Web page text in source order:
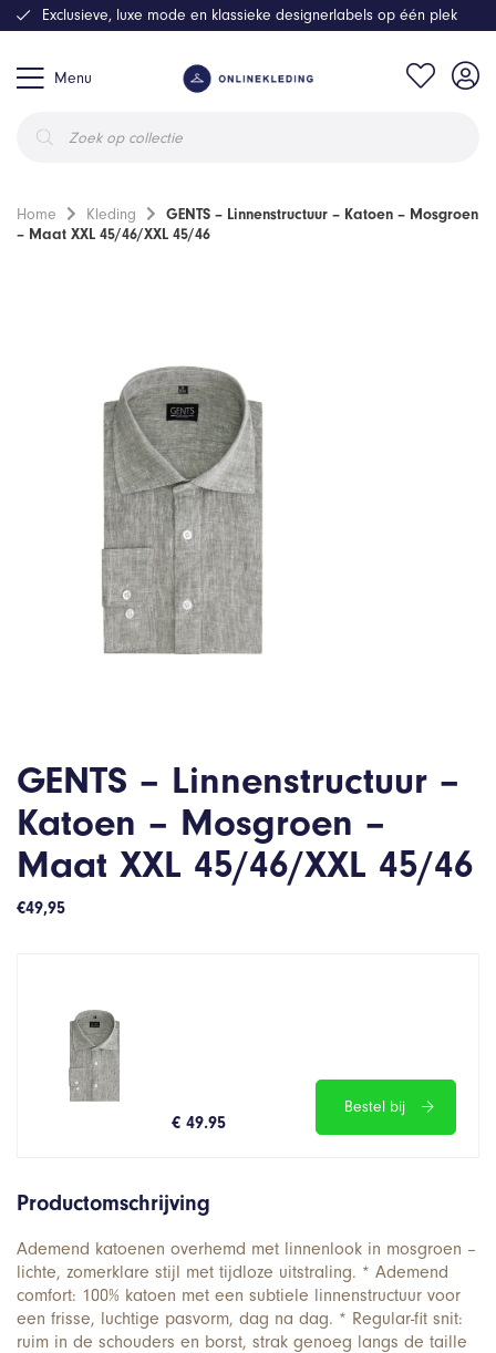
Menu
zoeken
Exclusieve, luxe mode en klassieke designerlabels op één plek
Home Kleding
GENTS – Linnenstructuur – Katoen – Mosgroen
– Maat XXL 45/46/XXL 45/46
GENTS – Linnenstructuur –
Katoen – Mosgroen –
Maat XXL 45/46/XXL 45/46
€49,95
€ 49.95
Bestel bij
Productomschrijving
Ademend katoenen overhemd met linnenlook in mosgroen –
lichte, zomerklare stijl met tijdloze uitstraling. * Ademend
comfort: 100% katoen met een subtiele linnenstructuur voor
een frisse, luchtige pasvorm, dag na dag. * Regular-fit snit:
ruim in de schouders en borst, strak genoeg langs de taille